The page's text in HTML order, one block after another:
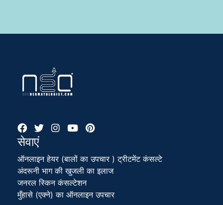
सेवाएं
ऑनलाइन हेयर (बालों का उपचार ) ट्रीटमेंट कंसल्टे
अंदरूनी भाग की खुजली का इलाज
जनरल स्किन कंसल्टेशन
मुँहासे (एक्ने) का ऑनलाइन उपचार